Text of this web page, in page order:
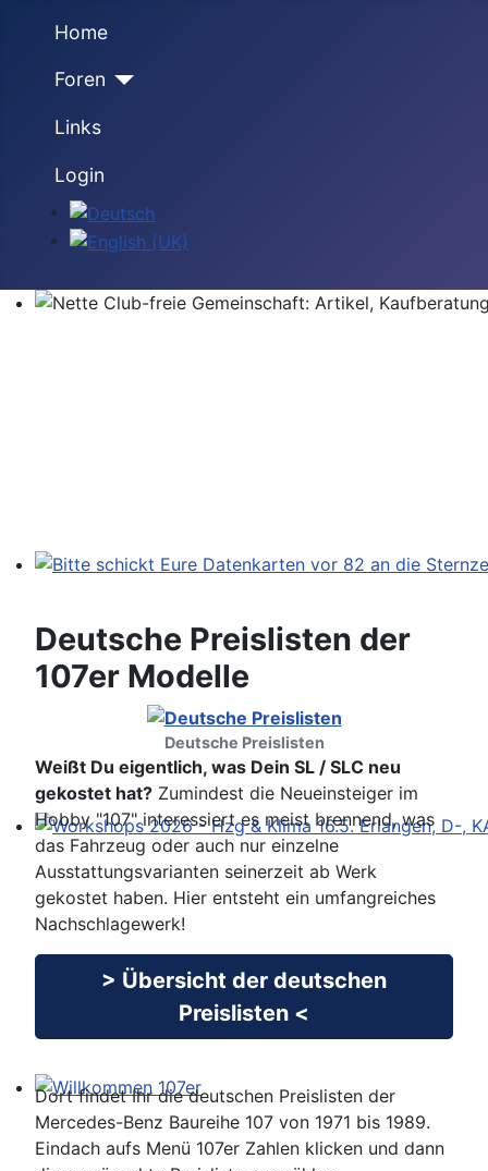
Home
Foren
Links
Login
Sprache auswählen
Workshops 2026 - Hzg & Klima 16.5. Erlangen, D-,
Willkommen 107er
Deutsche Preislisten der
107er Modelle
Deutsche Preislisten
Weißt Du eigentlich, was Dein SL / SLC neu
gekostet hat? Zumindest die Neueinsteiger im
Hobby "107" interessiert es meist brennend, was
das Fahrzeug oder auch nur einzelne
Ausstattungsvarianten seinerzeit ab Werk
gekostet haben. Hier entsteht ein umfangreiches
Nachschlagewerk!
> Übersicht der deutschen
Preislisten <
Dort findet Ihr die deutschen Preislisten der
Mercedes-Benz Baureihe 107 von 1971 bis 1989.
Eindach aufs Menü 107er Zahlen klicken und dann